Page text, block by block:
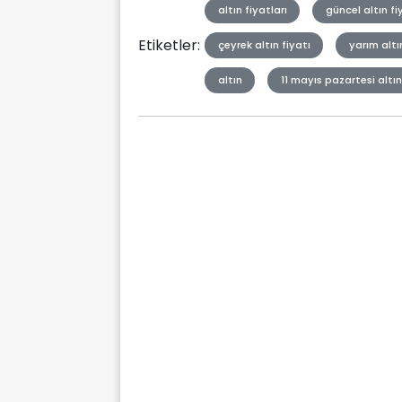
Etiketler:
altın fiyatları güncel altın
çeyrek altın fiyatı yarım
altın 11 mayıs pazartesi